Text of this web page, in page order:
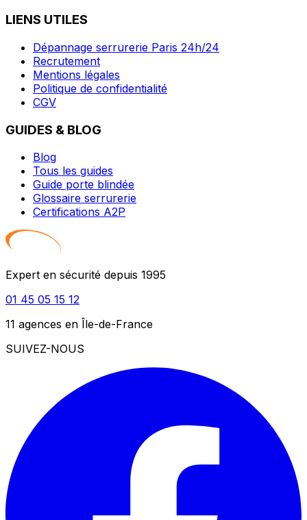
LIENS UTILES
Dépannage serrurerie Paris 24h/24
Recrutement
Mentions légales
Politique de confidentialité
CGV
GUIDES & BLOG
Blog
Tous les guides
Guide porte blindée
Glossaire serrurerie
Certifications A2P
Expert en sécurité depuis 1995
01 45 05 15 12
11 agences en Île-de-France
SUIVEZ-NOUS